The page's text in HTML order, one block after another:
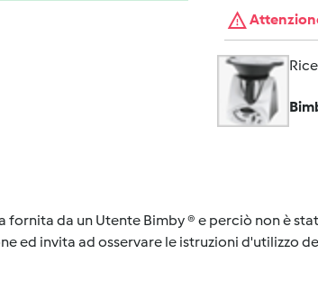
fornita da un Utente Bimby ® e perciò non è
ed invita ad osservare le istruzioni d'utilizzo